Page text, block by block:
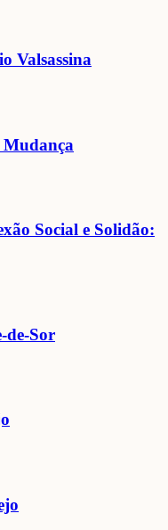
Valsassina
Social e Solidão:
de-Sor